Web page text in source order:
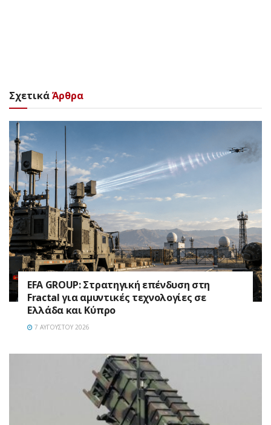
ΣχετικάΆρθρα
EFA GROUP: Στρατηγική επένδυση στη
Fractal για αμυντικές τεχνολογίες σε
Ελλάδα και Κύπρο
7 ΑΥΓΟΎΣΤΟΥ 2026